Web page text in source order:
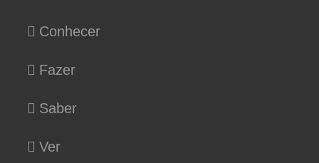
Conhecer
Fazer
Saber
Ver